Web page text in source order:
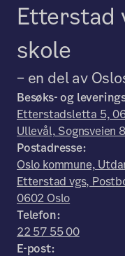
Etterstad
skole
– en del av
Besøks- og
Etterstadsletta 5,
Ullevål, Sognsveien
Postadresse:
Oslo kommune,
Etterstad vgs,
0602 Oslo
Telefon:
22 57 55 00
E-post: